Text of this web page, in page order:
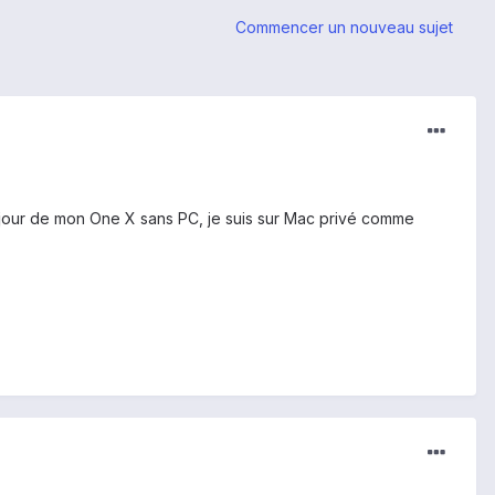
Commencer un nouveau sujet
de mon One X sans PC, je suis sur Mac privé comme